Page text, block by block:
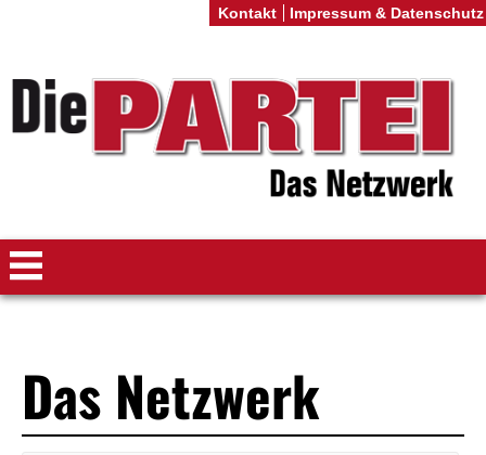
Das Netzwerk
Kontakt Impressum & Datenschutz